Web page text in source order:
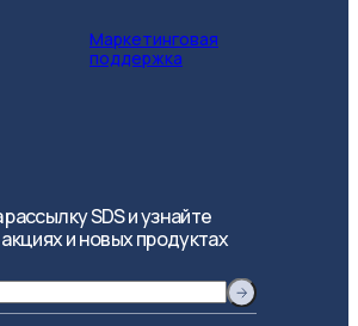
Маркетинговая
поддержка
SDS и узнайте
и новых продуктах